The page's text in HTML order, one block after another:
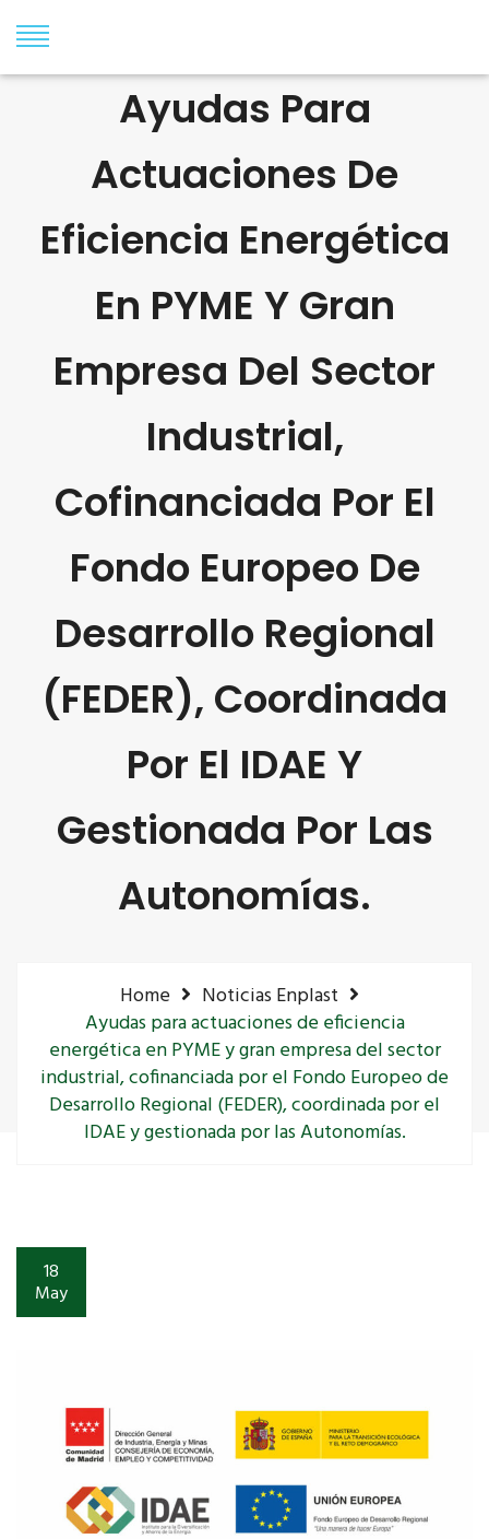
Ayudas Para
Actuaciones De
Eficiencia Energética
En PYME Y Gran
Empresa Del Sector
Industrial,
Cofinanciada Por El
Fondo Europeo De
Desarrollo Regional
(FEDER), Coordinada
Por El IDAE Y
Gestionada Por Las
Autonomías.
Home
Noticias Enplast
Ayudas para actuaciones de eficiencia
energética en PYME y gran empresa del sector
industrial, cofinanciada por el Fondo Europeo de
Desarrollo Regional (FEDER), coordinada por el
IDAE y gestionada por las Autonomías.
18
May